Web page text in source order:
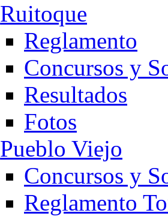
Ruitoque
Reglamento
Concursos y
Resultados
Fotos
Pueblo Viejo
Concursos y
Reglamento